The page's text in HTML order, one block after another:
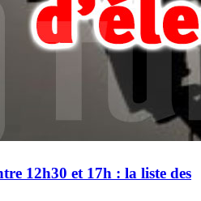
12h30 et 17h : la liste des